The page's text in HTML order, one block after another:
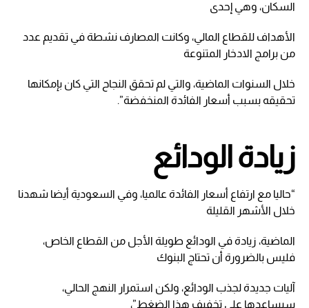
السكان، وهي إحدى
الأهداف للقطاع المالي، وكانت المصارف نشطة في تقديم عدد
من برامج الادخار المتنوعة
خلال السنوات الماضية، والتي لم تحقق النجاح التي كان بإمكانها
تحقيقه بسبب أسعار الفائدة المنخفضة”.
زيادة الودائع
“حاليا مع ارتفاع أسعار الفائدة عالميا، وفي السعودية أيضا شهدنا
خلال الأشهر القليلة
الماضية، زيادة في الودائع طويلة الأجل من القطاع الخاص،
فليس بالضرورة أن تحتاج البنوك
آليات جديدة لجذب الودائع، ولكن استمرار النهج الحالي،
سيساعدها على تخفيف هذا الضغط”،